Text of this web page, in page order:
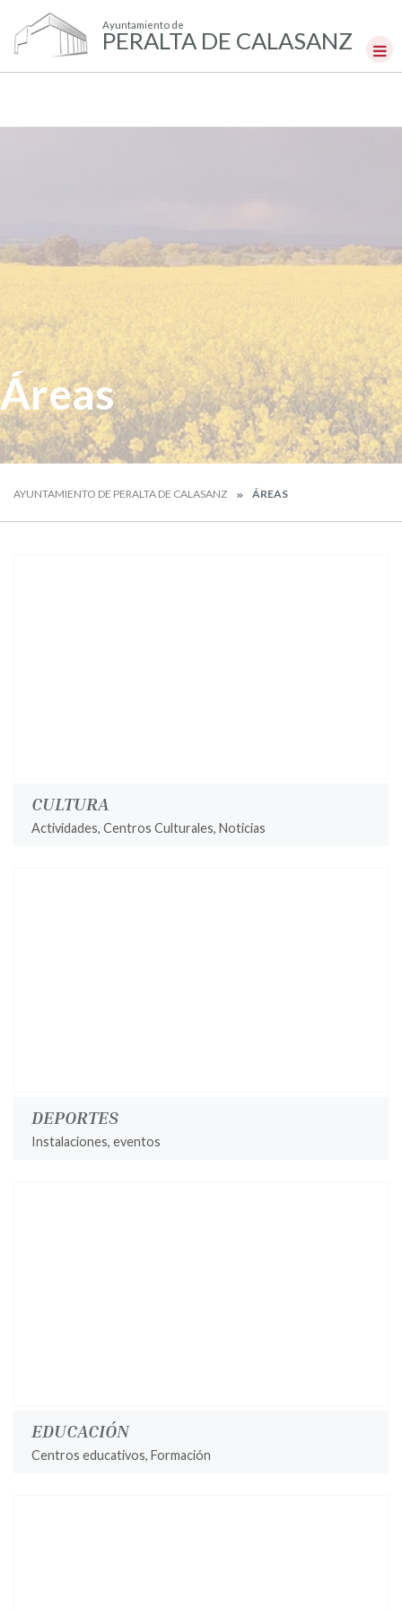
Ayuntamiento de
PERALTA DE CALASANZ
Áreas
AYUNTAMIENTO DE PERALTA DE CALASANZ ÁREAS
CULTURA
Actividades, Centros Culturales, Noticias
DEPORTES
Instalaciones, eventos
EDUCACIÓN
Centros educativos, Formación